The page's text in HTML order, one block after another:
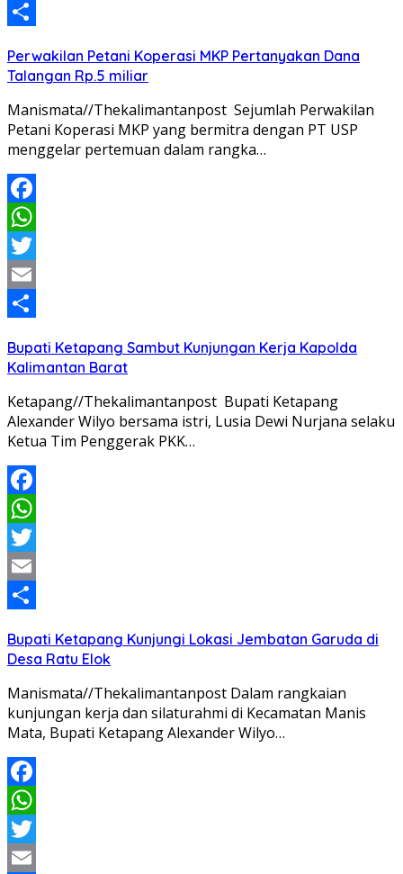
Email
Perwakilan Petani Koperasi MKP Pertanyakan Dana
Talangan Rp.5 miliar
Manismata//Thekalimantanpost Sejumlah Perwakilan
Petani Koperasi MKP yang bermitra dengan PT USP
menggelar pertemuan dalam rangka…
Facebook
WhatsApp
Twitter
Email
Bupati Ketapang Sambut Kunjungan Kerja Kapolda
Kalimantan Barat
Ketapang//Thekalimantanpost Bupati Ketapang
Alexander Wilyo bersama istri, Lusia Dewi Nurjana selaku
Ketua Tim Penggerak PKK…
Facebook
WhatsApp
Twitter
Email
Bupati Ketapang Kunjungi Lokasi Jembatan Garuda di
Desa Ratu Elok
Manismata//Thekalimantanpost Dalam rangkaian
kunjungan kerja dan silaturahmi di Kecamatan Manis
Mata, Bupati Ketapang Alexander Wilyo…
Facebook
WhatsApp
Twitter